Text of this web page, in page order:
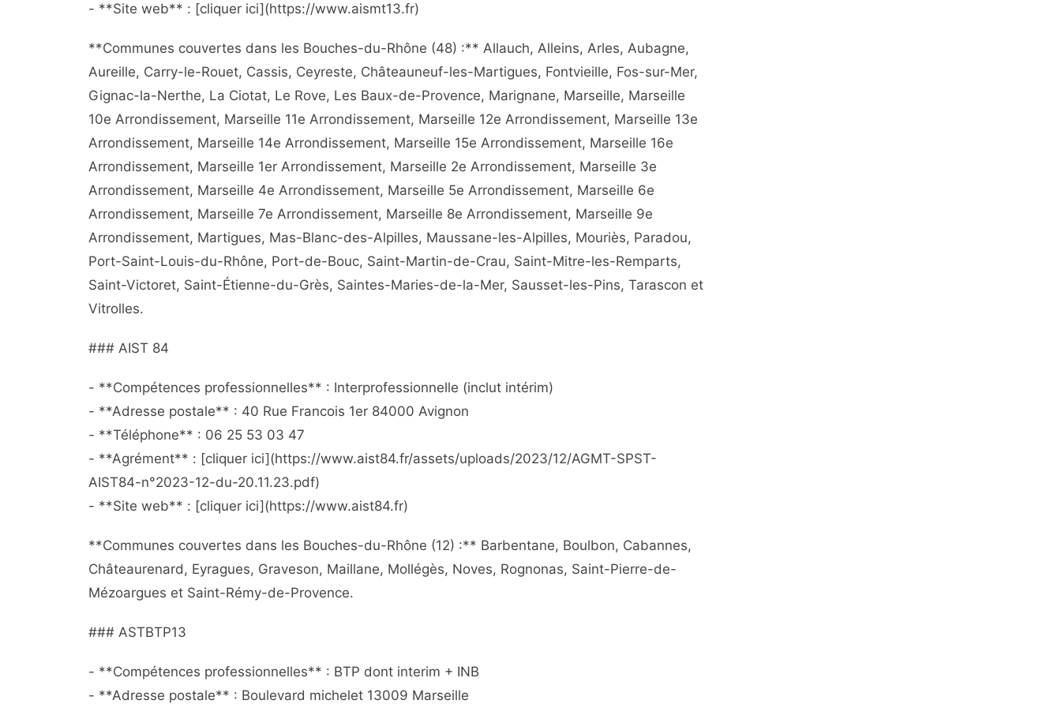
- **Site web** : [cliquer ici](https://www.aismt13.fr)
**Communes couvertes dans les Bouches-du-Rhône (48) :** Allauch, Alleins, Arles, Aubagne,
Aureille, Carry-le-Rouet, Cassis, Ceyreste, Châteauneuf-les-Martigues, Fontvieille, Fos-sur-Mer,
Gignac-la-Nerthe, La Ciotat, Le Rove, Les Baux-de-Provence, Marignane, Marseille, Marseille
10e Arrondissement, Marseille 11e Arrondissement, Marseille 12e Arrondissement, Marseille 13e
Arrondissement, Marseille 14e Arrondissement, Marseille 15e Arrondissement, Marseille 16e
Arrondissement, Marseille 1er Arrondissement, Marseille 2e Arrondissement, Marseille 3e
Arrondissement, Marseille 4e Arrondissement, Marseille 5e Arrondissement, Marseille 6e
Arrondissement, Marseille 7e Arrondissement, Marseille 8e Arrondissement, Marseille 9e
Arrondissement, Martigues, Mas-Blanc-des-Alpilles, Maussane-les-Alpilles, Mouriès, Paradou,
Port-Saint-Louis-du-Rhône, Port-de-Bouc, Saint-Martin-de-Crau, Saint-Mitre-les-Remparts,
Saint-Victoret, Saint-Étienne-du-Grès, Saintes-Maries-de-la-Mer, Sausset-les-Pins, Tarascon et
Vitrolles.
### AIST 84
- **Compétences professionnelles** : Interprofessionnelle (inclut intérim)
- **Adresse postale** : 40 Rue Francois 1er 84000 Avignon
- **Téléphone** : 06 25 53 03 47
- **Agrément** : [cliquer ici](https://www.aist84.fr/assets/uploads/2023/12/AGMT-SPST-
AIST84-n°2023-12-du-20.11.23.pdf)
- **Site web** : [cliquer ici](https://www.aist84.fr)
**Communes couvertes dans les Bouches-du-Rhône (12) :** Barbentane, Boulbon, Cabannes,
Châteaurenard, Eyragues, Graveson, Maillane, Mollégès, Noves, Rognonas, Saint-Pierre-de-
Mézoargues et Saint-Rémy-de-Provence.
### ASTBTP13
- **Compétences professionnelles** : BTP dont interim + INB
- **Adresse postale** : Boulevard michelet 13009 Marseille